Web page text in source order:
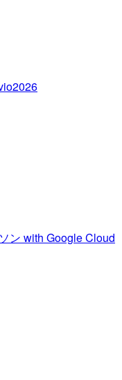
ン with Google Cloud